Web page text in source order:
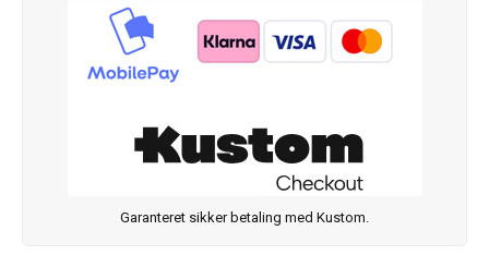
Garanteret sikker betaling med Kustom.